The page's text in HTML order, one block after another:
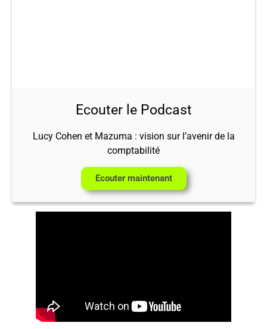
Ecouter le Podcast
Lucy Cohen et Mazuma : vision sur l’avenir de la
comptabilité
Ecouter maintenant